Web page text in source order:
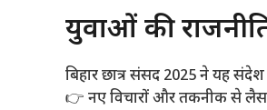
युवाओं की
बिहार छात्र संसद 2025 ने यह संदेश
👉 नए विचारों और तकनीक से